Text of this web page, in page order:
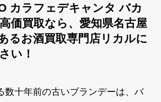
カラフェデキャンタ バカ
価買取なら、愛知県名古屋
るお酒買取専門店リカルに
い！
数十年前の古いブランデーは、バ